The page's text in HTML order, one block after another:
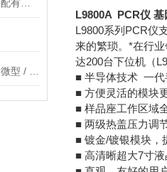
L9800A PCR仪
L9800系列PCR仪
来的繁琐。*在行
达200台下位机（
■ 半导体技术 一代
■ 方便灵活的模块
■ 样品座工作区域
■ 两级热盖压力调
■ 镀金/镀银模块，
■ 高清晰超大7寸